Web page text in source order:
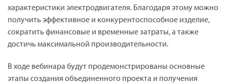
характеристики электродвигателя. Благодаря этому можно
получить эффективное и конкурентоспособное изделие,
сократить финансовые и временные затраты, а также
достичь максимальной производительности.
В ходе вебинара будут продемонстрированы основные
этапы создания объединенного проекта и получения